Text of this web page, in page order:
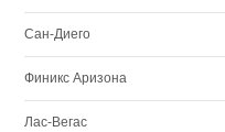
Сан-Диего
Финикс Аризона
Лас-Вегас